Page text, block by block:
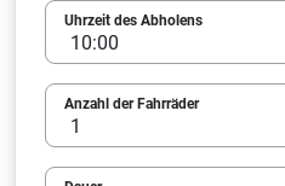
Uhrzeit des Abholens
Anzahl der Fahrräder